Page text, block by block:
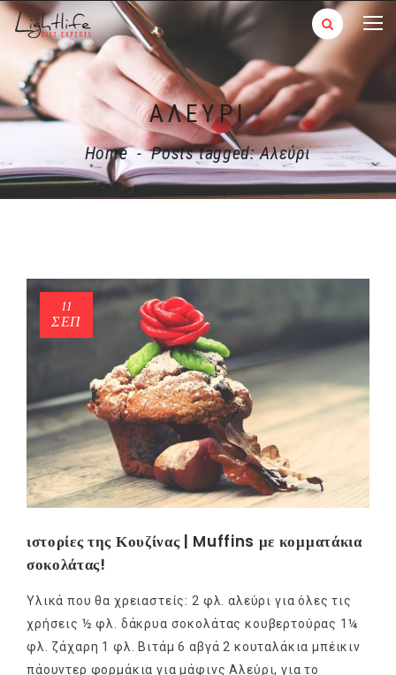
AΛΕΎΡΙ
Home - Posts tagged: Aλεύρι
11
ΣΕΠ
ιστορίες της Κουζίνας | Muffins με κομματάκια
σοκολάτας!
Υλικά που θα χρειαστείς: 2 φλ. αλεύρι για όλες τις
χρήσεις ½ φλ. δάκρυα σοκολάτας κουβερτούρας 1¼
φλ. ζάχαρη 1 φλ. Βιτάμ 6 αβγά 2 κουταλάκια μπέικιν
πάουντερ φορμάκια για μάφινς Aλεύρι, για το